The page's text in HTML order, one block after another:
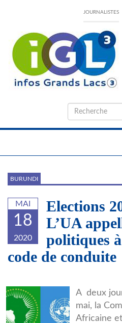
content
JOURNALISTES
de
BURUNDI
MAI
18
2020
Elections
L’UA
politiques
code de conduite
A deux
mai, la
Africaine